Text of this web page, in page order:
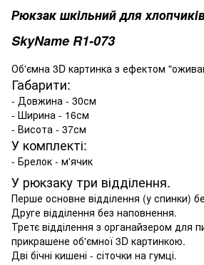
Рюкзак шкільний для
SkyName R1-073
Об'ємна 3D картинка з ефектом
Габарити:
- Довжина - 30см
- Ширина - 16см
- Висота - 37см
У комплекті:
- Брелок - м'ячик
У рюкзаку три відділення.
Перше основне відділення (у спинки)
Друге відділення без наповнення.
Третє відділення з органайзером для
прикрашене об'ємної 3D картинкою.
Дві бічні кишені - сіточки на гумці.